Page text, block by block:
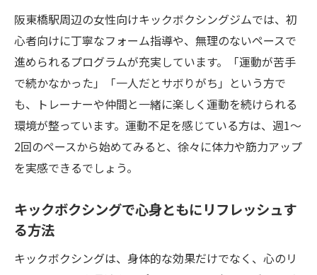
阪東橋駅周辺の女性向けキックボクシングジムでは、初
心者向けに丁寧なフォーム指導や、無理のないペースで
進められるプログラムが充実しています。「運動が苦手
で続かなかった」「一人だとサボりがち」という方で
も、トレーナーや仲間と一緒に楽しく運動を続けられる
環境が整っています。運動不足を感じている方は、週1～
2回のペースから始めてみると、徐々に体力や筋力アップ
を実感できるでしょう。
キックボクシングで心身ともにリフレッシュす
る方法
キックボクシングは、身体的な効果だけでなく、心のリ